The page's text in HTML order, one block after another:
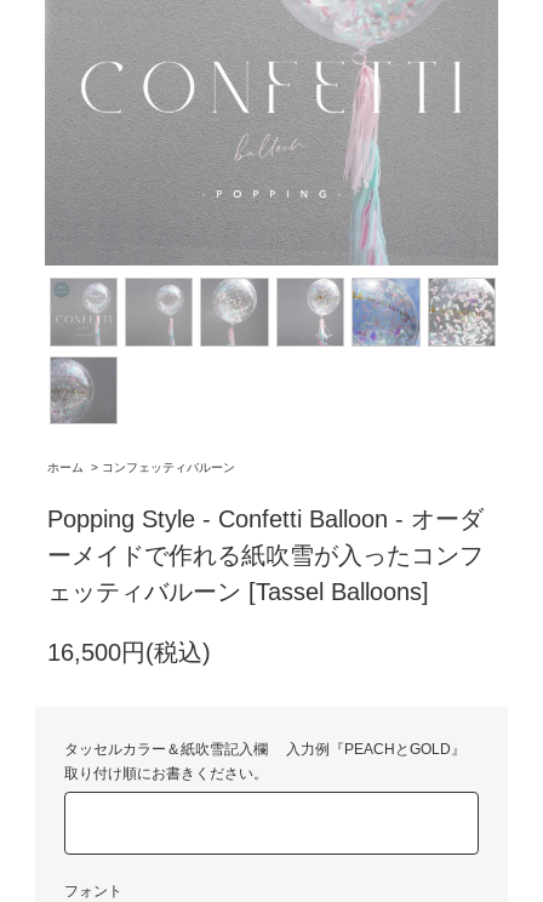
ホーム > コンフェッティバルーン
Popping Style - Confetti Balloon - オーダ
ーメイドで作れる紙吹雪が入ったコンフ
ェッティバルーン [Tassel Balloons]
16,500円(税込)
タッセルカラー＆紙吹雪記入欄 入力例『PEACHとGOLD』
取り付け順にお書きください。
フォント